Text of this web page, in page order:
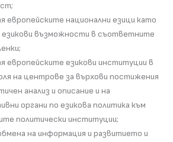
европейските национални езици като
езикови възможности в съответните
европейските езикови институции в
на центрове за върхови постижения
анализ и описание и на
органи по езикова политика към
политически институции;
на информация и развитието и